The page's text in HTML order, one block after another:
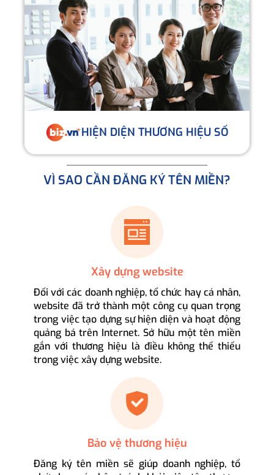
HIỆN DIỆN THƯƠNG HIỆU SỐ
VÌ SAO CẦN ĐĂNG KÝ TÊN MIỀN?
Xây dựng website
Đối với các doanh nghiệp, tổ chức hay cá nhân,
website đã trở thành một công cụ quan trọng
trong việc tạo dựng sự hiện diện và hoạt động
quảng bá trên Internet. Sở hữu một tên miền
gắn với thương hiệu là điều không thể thiếu
trong việc xây dựng website.
Bảo vệ thương hiệu
Đăng ký tên miền sẽ giúp doanh nghiệp, tổ